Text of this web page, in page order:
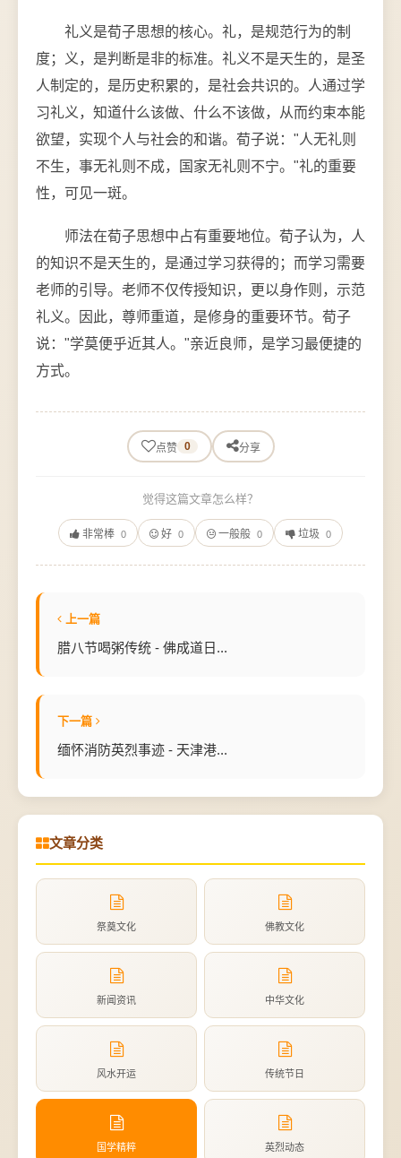
礼义是荀子思想的核心。礼，是规范行为的制
度；义，是判断是非的标准。礼义不是天生的，是圣
人制定的，是历史积累的，是社会共识的。人通过学
习礼义，知道什么该做、什么不该做，从而约束本能
欲望，实现个人与社会的和谐。荀子说："人无礼则
不生，事无礼则不成，国家无礼则不宁。"礼的重要
性，可见一斑。
师法在荀子思想中占有重要地位。荀子认为，人
的知识不是天生的，是通过学习获得的；而学习需要
老师的引导。老师不仅传授知识，更以身作则，示范
礼义。因此，尊师重道，是修身的重要环节。荀子
说："学莫便乎近其人。"亲近良师，是学习最便捷的
方式。
点赞 0 分享
觉得这篇文章怎么样？
非常棒 0 好 0 一般般 0 垃圾 0
上一篇
腊八节喝粥传统 - 佛成道日...
下一篇
缅怀消防英烈事迹 - 天津港...
文章分类
祭奠文化 佛教文化
新闻资讯 中华文化
风水开运 传统节日
国学精粹 英烈动态